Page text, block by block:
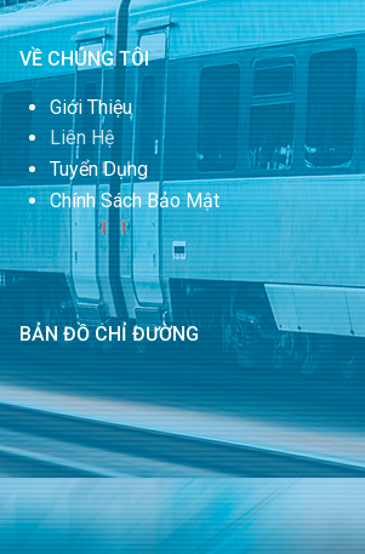
VỀ CHÚNG TÔI
Giới Thiệu
Liên Hệ
Tuyển Dụng
Chính Sách Bảo Mật
BẢN ĐỒ CHỈ ĐƯỜNG